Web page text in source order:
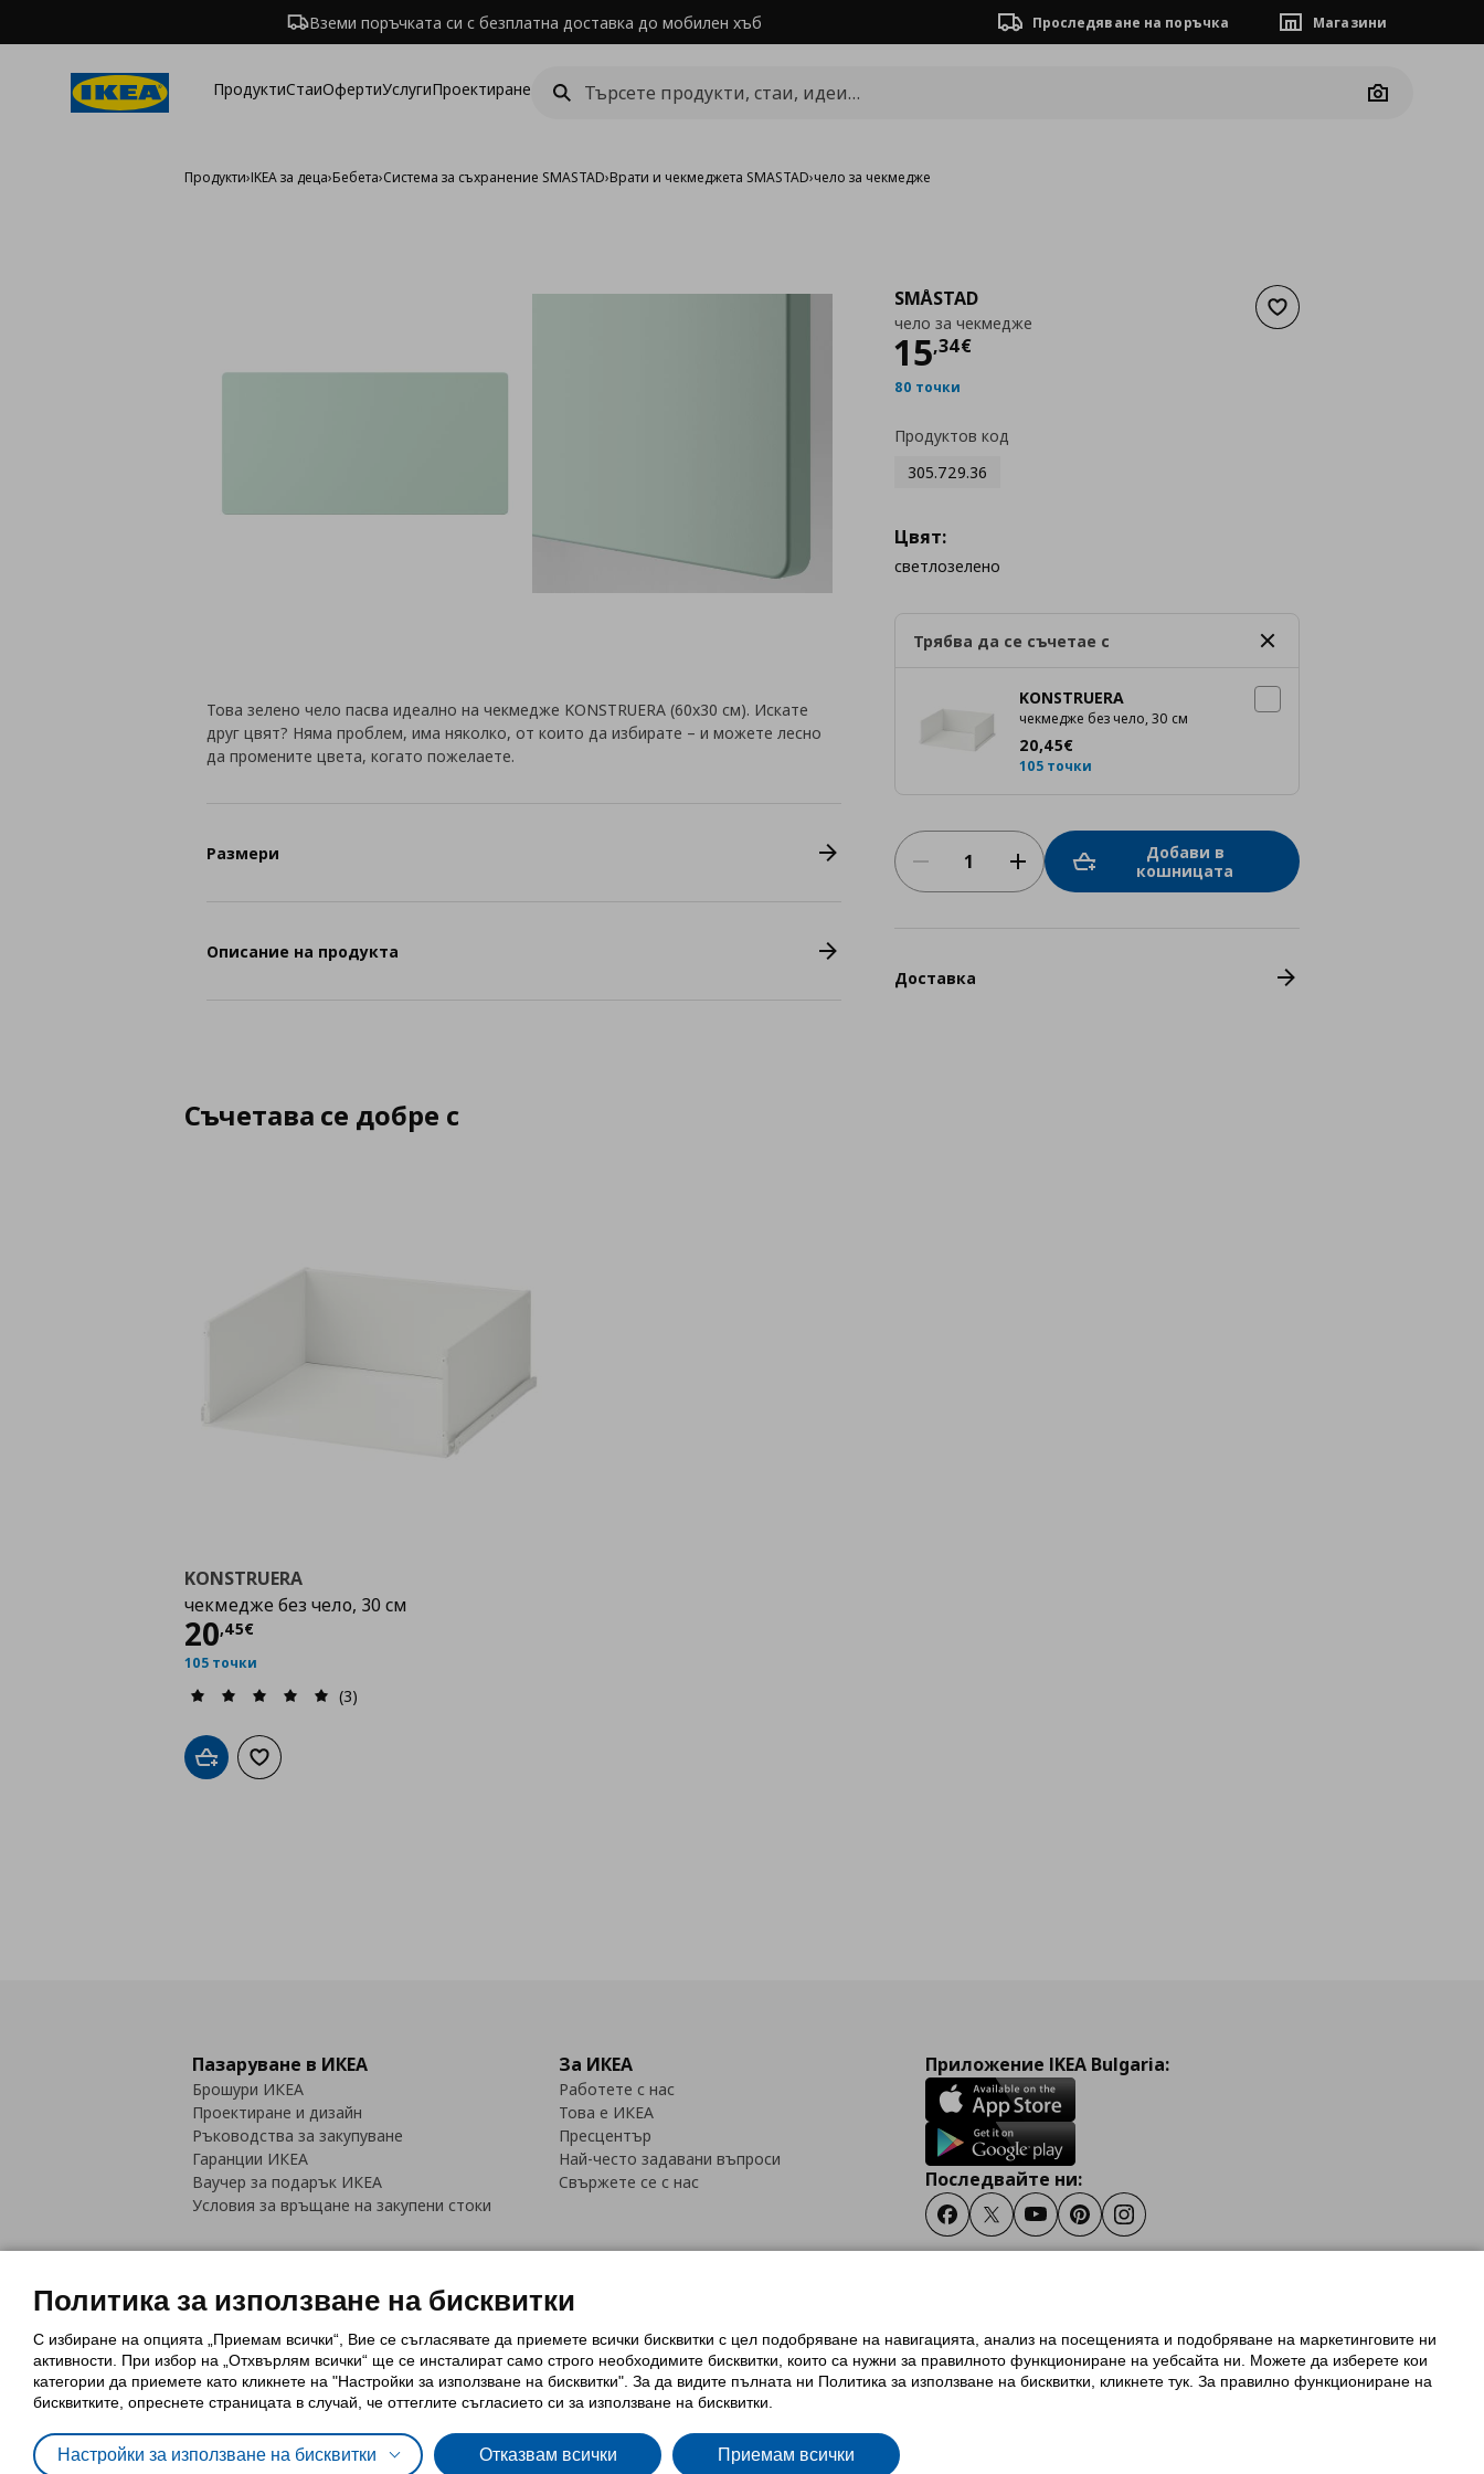
Вземи поръчката си с безплатна доставка до мобилен хъб Проследяване на поръчка Магазини
ПродуктиСтаиОфертиУслугиПроектиране
Camera
Продукти›IKEA за деца›Бебета›Система за съхранение SMASTAD›Врати и чекмеджета SMASTAD›чело за чекмедже
Добави към списъка с
SMÅSTAD
чело за чекмедже
15,34€
Цена
80 точки
Продуктов код
305.729.36
Цвят:
светлозелено
Трябва да се съчетае с
KONSTRUERA
чекмедже без чело, 30 см
20,45€
Цена20,45 €
105 точки
Добави в
кошницата
Доставка
Това зелено чело пасва идеално на чекмедже KONSTRUERA (60x30 см). Искате
друг цвят? Няма проблем, има няколко, от които да избирате – и можете лесно
да промените цвета, когато пожелаете.
Размери
Описание на продукта
Съчетава се добре с
KONSTRUERA
чекмедже без чело, 30 см
20,45€
Цена
105 точки
(3)
Добави в кошницата
Добави към списъка с любими
Пазаруване в ИКЕА
Брошури ИКЕА
Проектиране и дизайн
Ръководства за закупуване
Гаранции ИКЕА
Ваучер за подарък ИКЕА
Условия за връщане на закупени стоки
За ИКЕА
Работете с нас
Това е ИКЕА
Пресцентър
Най-често задавани въпроси
Свържете се с нас
Приложение IKEA Bulgaria:
Последвайте ни:
FacebookTwitterYoutubePinterestInstagram
Политика за използване на бисквитки (Cookies)Избор на настройки за използване на бисквиткиУсловия за ползване на ikea.bg
Обща политика за личните данни
Политика за защита на личните данни на ikea.bg
Общи условия на програма IKEA Family
Политика за защита на лични данни на програма IKEA Family
Политика за използване на бисквитки
С избиране на опцията „Приемам всички“, Вие се съгласявате да приемете всички бисквитки с цел подобряване на навигацията, анализ на посещенията и подобряване на маркетинговите ни
активности. При избор на „Отхвърлям всички“ ще се инсталират само строго необходимитe бисквитки, които са нужни за правилното функциониране на уебсайта ни. Можете да изберете кои
категории да приемете като кликнете на "Настройки за използване на бисквитки". За да видите пълната ни Политика за използване на бисквитки, кликнете тук. За правилно функциониране на
бисквитките, опреснете страницата в случай, че оттеглите съгласието си за използване на бисквитки.
Настройки за използване на бисквитки Отказвам всички Приемам всички